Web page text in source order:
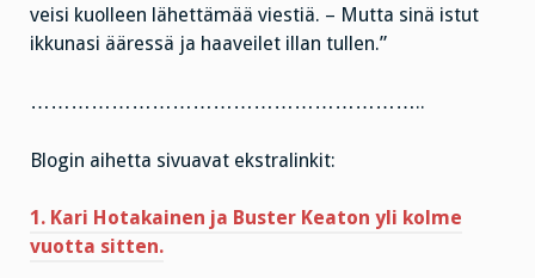
veisi kuolleen lähettämää viestiä. – Mutta sinä istut
ikkunasi ääressä ja haaveilet illan tullen.”
…………………………………………………..
Blogin aihetta sivuavat ekstralinkit:
1. Kari Hotakainen ja Buster Keaton yli kolme
vuotta sitten.